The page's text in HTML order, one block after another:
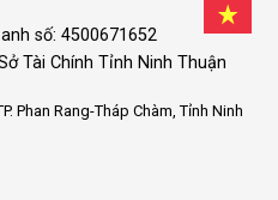
số: 4500671652
Tài Chính Tỉnh Ninh Thuận
Phan Rang-Tháp Chàm, Tỉnh Ninh